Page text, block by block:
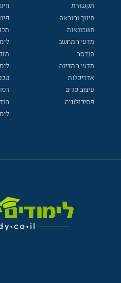
תקשורת
חינוך והוראה
חשבונאות
מדעי המחשב
הנדסה
מדעי המדינה
אדריכלות
עיצוב פנים
פסיכולוגיה